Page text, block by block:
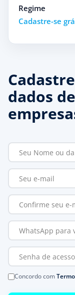
Regime
Cadastre-se
dados
Concordo com